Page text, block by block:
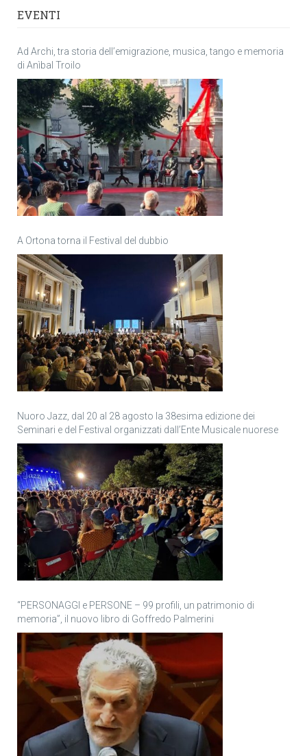
EVENTI
Ad Archi, tra storia dell’emigrazione, musica, tango e memoria
di Anìbal Troilo
A Ortona torna il Festival del dubbio
Nuoro Jazz, dal 20 al 28 agosto la 38esima edizione dei
Seminari e del Festival organizzati dall’Ente Musicale nuorese
“PERSONAGGI e PERSONE – 99 profili, un patrimonio di
memoria”, il nuovo libro di Goffredo Palmerini